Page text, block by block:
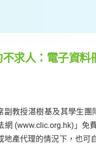
求人：電子資料
教授湛樹基及其學生
網 (www.clic.org.hk)」
地產代理的情況下，也